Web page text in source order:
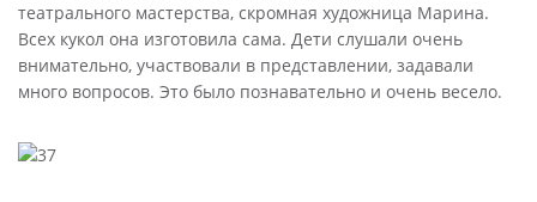
театрального мастерства, скромная художница Марина.
Всех кукол она изготовила сама. Дети слушали очень
внимательно, участвовали в представлении, задавали
много вопросов. Это было познавательно и очень весело.